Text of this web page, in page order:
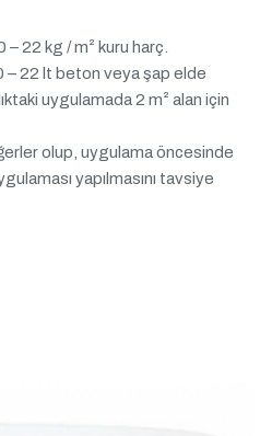
– 22 kg / m² kuru harç.
– 22 lt beton veya şap elde
uygulamada 2 m² alan için
olup, uygulama öncesinde
yapılmasını tavsiye